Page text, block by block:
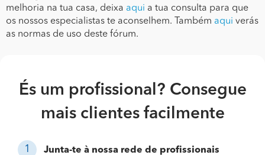
melhoria na tua casa, deixa aqui a tua consulta para que
os nossos especialistas te aconselhem. Também aqui verás
as normas de uso deste fórum.
És um profissional? Consegue
mais clientes facilmente
Junta-te à nossa rede de profissionais